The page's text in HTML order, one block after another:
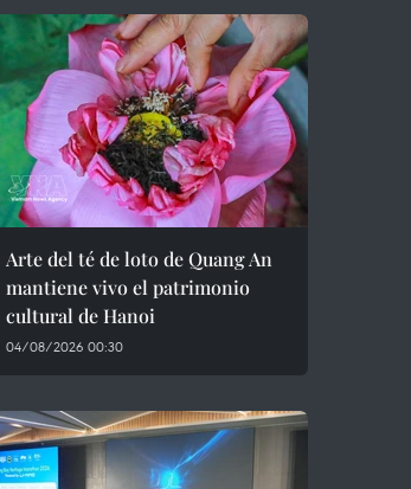
Arte del té de loto de Quang An
mantiene vivo el patrimonio
cultural de Hanoi
04/08/2026 00:30